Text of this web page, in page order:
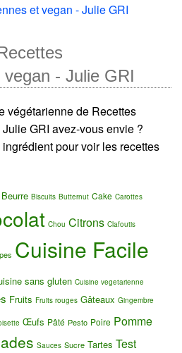
et vegan - Julie GRI
- Julie GRI
végétarienne de Recettes
GRI avez-vous envie ?
pour voir les recettes
Beurre Biscuits Butternut Cake Carottes
Chou Citrons Clafoutis
Cuisine Facile
sans gluten Cuisine vegetarienne
Fruits Fruits rouges Gâteaux Gingembre
Œufs Pâté Pesto Poire Pomme
Sauces Sucre Tartes Test